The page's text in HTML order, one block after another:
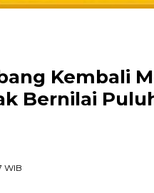
Kembali
Bernilai
WIB